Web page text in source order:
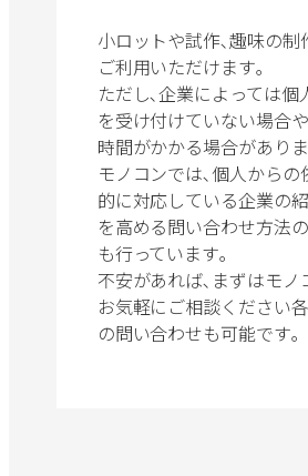
小ロットや試作､趣味の制
ご利用いただけます｡
ただし､企業によっては個
を受け付けていない場合
時間がかかる場合があり
モノコンでは､個人からの
的に対応している企業の
を高める問い合わせ方法
も行っています｡
不安があれば､まずはモノ
お気軽にご相談ください
の問い合わせも可能です｡